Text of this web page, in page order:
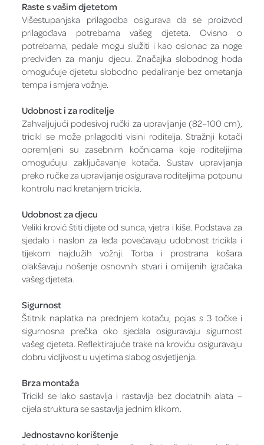
Raste s vašim djetetom
Višestupanjska prilagodba osigurava da se proizvod
prilagođava potrebama vašeg djeteta. Ovisno o
potrebama, pedale mogu služiti i kao oslonac za noge
predviđen za manju djecu. Značajka slobodnog hoda
omogućuje djetetu slobodno pedaliranje bez ometanja
tempa i smjera vožnje.
Udobnost i za roditelje
Zahvaljujući podesivoj ručki za upravljanje (82–100 cm),
tricikl se može prilagoditi visini roditelja. Stražnji kotači
opremljeni su zasebnim kočnicama koje roditeljima
omogućuju zaključavanje kotača. Sustav upravljanja
preko ručke za upravljanje osigurava roditeljima potpunu
kontrolu nad kretanjem tricikla.
Udobnost za djecu
Veliki krović štiti dijete od sunca, vjetra i kiše. Podstava za
sjedalo i naslon za leđa povećavaju udobnost tricikla i
tijekom najdužih vožnji. Torba i prostrana košara
olakšavaju nošenje osnovnih stvari i omiljenih igračaka
vašeg djeteta.
Sigurnost
Štitnik naplatka na prednjem kotaču, pojas s 3 točke i
sigurnosna prečka oko sjedala osiguravaju sigurnost
vašeg djeteta. Reflektirajuće trake na kroviću osiguravaju
dobru vidljivost u uvjetima slabog osvjetljenja.
Brza montaža
Tricikl se lako sastavlja i rastavlja bez dodatnih alata –
cijela struktura se sastavlja jednim klikom.
Jednostavno korištenje